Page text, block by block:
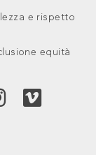
e rispetto
equità